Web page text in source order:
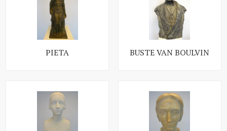
PIETA BUSTE VAN BOULVIN